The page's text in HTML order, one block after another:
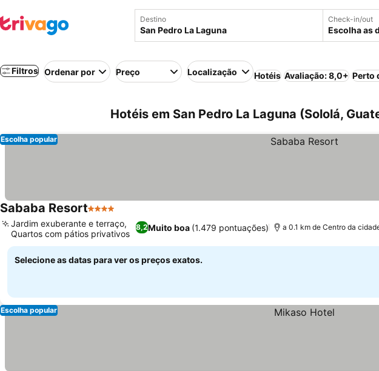
Destino Check-in/out
Escolha as
Filtros Ordenar por Preço Localização Hotéis Avaliação: 8,0+ Perto
Hotéis em San Pedro La Laguna (Sololá,
Escolha popular
Sababa Resort4 Estrelas
8,2Muito boa (1.479 pontuações)
Jardim exuberante e terraço,
Quartos com pátios privativos
a 0.1 km de Centro da
Selecione as datas para ver os preços exatos.
Escolha popular